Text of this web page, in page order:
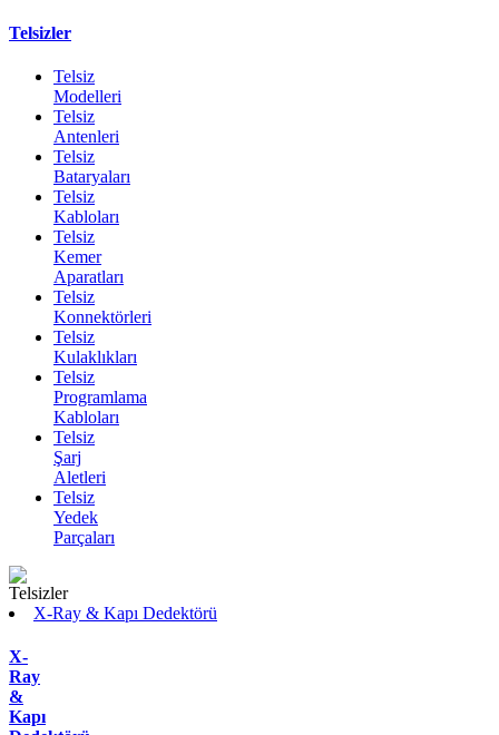
Telsizler
Telsiz
Modelleri
Telsiz
Antenleri
Telsiz
Bataryaları
Telsiz
Kabloları
Telsiz
Kemer
Aparatları
Telsiz
Konnektörleri
Telsiz
Kulaklıkları
Telsiz
Programlama
Kabloları
Telsiz
Şarj
Aletleri
Telsiz
Yedek
Parçaları
X-Ray & Kapı Dedektörü
X-
Ray
&
Kapı